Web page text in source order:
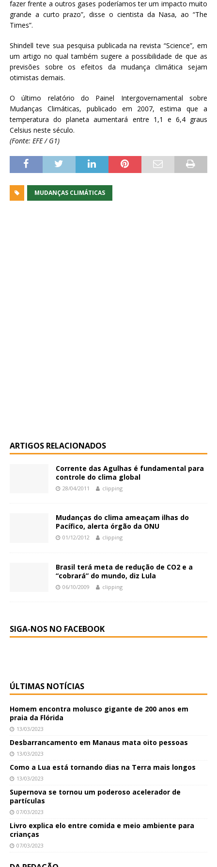
fazer frente a outros gases poderíamos ter um impacto muito
grande a curto prazo”, disse o cientista da Nasa, ao “The
Times”.
Shindell teve sua pesquisa publicada na revista “Science”, em
um artigo no qual também sugere a possibilidade de que as
previsões sobre os efeitos da mudança climática sejam
otimistas demais.
O último relatório do Painel Intergovernamental sobre
Mudanças Climáticas, publicado em 2007, estima que a
temperatura do planeta aumentará entre 1,1 e 6,4 graus
Celsius neste século.
(Fonte: EFE / G1)
MUDANÇAS CLIMÁTICAS
ARTIGOS RELACIONADOS
Corrente das Agulhas é fundamental para
controle do clima global
28/04/2011 clipping
Mudanças do clima ameaçam ilhas do
Pacífico, alerta órgão da ONU
01/12/2012 clipping
Brasil terá meta de redução de CO2 e a
“cobrará” do mundo, diz Lula
06/10/2009 clipping
SIGA-NOS NO FACEBOOK
ÚLTIMAS NOTÍCIAS
Homem encontra molusco gigante de 200 anos em
praia da Flórida
13/03/2023
Desbarrancamento em Manaus mata oito pessoas
13/03/2023
Como a Lua está tornando dias na Terra mais longos
13/03/2023
Supernova se tornou um poderoso acelerador de
partículas
07/03/2023
Livro explica elo entre comida e meio ambiente para
crianças
07/03/2023